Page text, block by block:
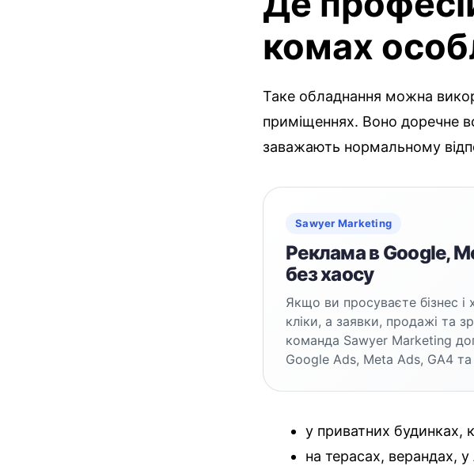
комах
Таке обладнання можна
приміщеннях. Воно доречне
заважають нормальному
Sawyer Marketing
Реклама в Google,
без хаосу
Якщо ви просуваєте бізнес і
кліки, а заявки, продажі та
команда Sawyer Marketing
Google Ads, Meta Ads, GA4 та
у приватних будинках,
на терасах, верандах, у